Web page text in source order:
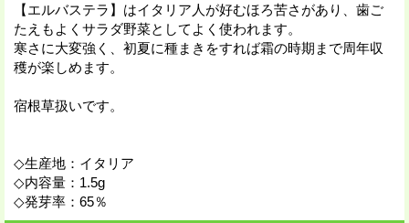
【エルバステラ】はイタリア人が好むほろ苦さがあり、歯ご
たえもよくサラダ野菜としてよく使われます。
寒さに大変強く、初夏に種まきをすれば霜の時期まで周年収
穫が楽しめます。
宿根草扱いです。
◇生産地：イタリア
◇内容量：1.5g
◇発芽率：65％